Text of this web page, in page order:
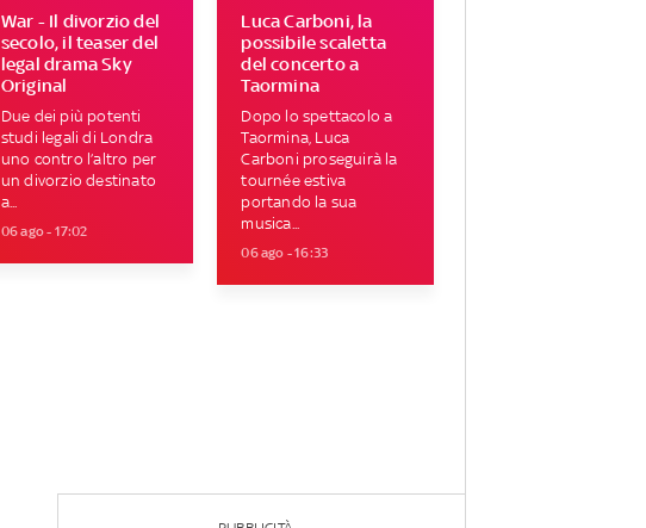
War - Il divorzio del
secolo, il teaser del
legal drama Sky
Original
Due dei più potenti
studi legali di Londra
uno contro l’altro per
un divorzio destinato
a...
06 ago - 17:02
Luca Carboni, la
possibile scaletta
del concerto a
Taormina
Dopo lo spettacolo a
Taormina, Luca
Carboni proseguirà la
tournée estiva
portando la sua
musica...
06 ago - 16:33